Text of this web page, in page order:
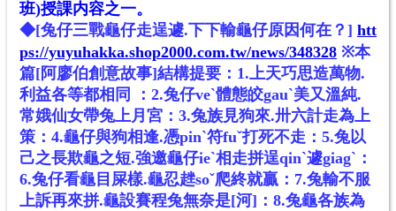
班)授課内容之一。
◆[兔仔三戰龜仔走逞遽.下下輸龜仔原因何在？] htt
ps://yuyuhakka.shop2000.com.tw/news/348328 ※本
篇[阿廖伯創意故事]結構提要： 1.上天巧思造萬物.
利益各等都相同 ： 2.兔仔veˋ體態皎gauˋ美又溫純.
常娥仙女帶兔上月宮： 3.兔族見狗來.卅六計走為上
策： 4.龜仔與狗相逢.憑pinˋ符fuˇ打死不走： 5.兔以
己之長欺龜之短.強邀龜仔ieˋ相走拼逞qinˋ遽giagˋ：
6.兔仔看龜目屎樣.龜忍趖soˇ爬終就贏： 7.兔輸不服
上訴再來拼.龜設賽程兔無奈是[河]： 8.兔龜各族為